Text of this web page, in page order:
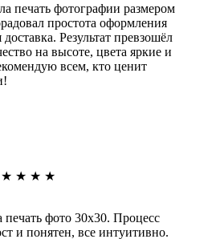
печать фотографии размером
простота оформления
доставка. Результат превзошёл
на высоте, цвета яркие и
всем, кто ценит
★ ★ ★ ★
печать фото 30х30. Процесс
и понятен, все интуитивно.